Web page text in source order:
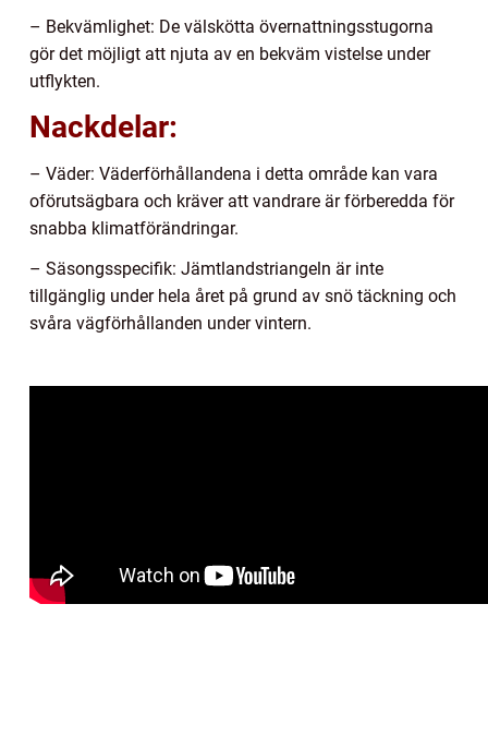
– Bekvämlighet: De välskötta övernattningsstugorna
gör det möjligt att njuta av en bekväm vistelse under
utflykten.
Nackdelar:
– Väder: Väderförhållandena i detta område kan vara
oförutsägbara och kräver att vandrare är förberedda för
snabba klimatförändringar.
– Säsongsspecifik: Jämtlandstriangeln är inte
tillgänglig under hela året på grund av snö täckning och
svåra vägförhållanden under vintern.